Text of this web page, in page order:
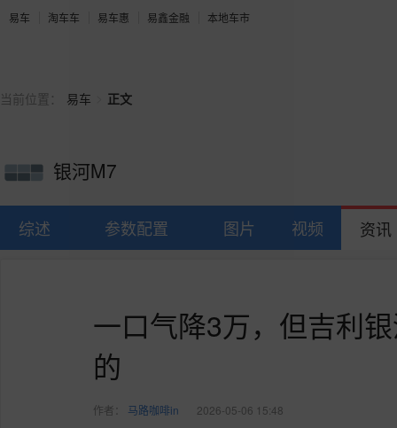
易车 淘车车 易车惠 易鑫金融 本地车市
当前位置： 易车 正文
银河M7
综述 参数配置 图片 视频 资讯
一口气降3万，但吉利
的
作者： 马路咖啡in 2026-05-06 15:48